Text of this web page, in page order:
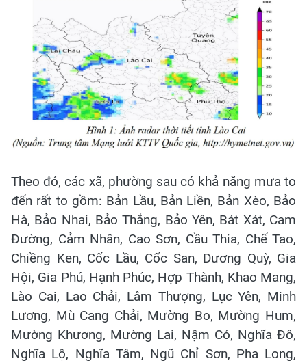
Theo đó, các xã, phường sau có khả năng mưa to
đến rất to gồm: Bản Lầu, Bản Liền, Bản Xèo, Bảo
Hà, Bảo Nhai, Bảo Thắng, Bảo Yên, Bát Xát, Cam
Đường, Cảm Nhân, Cao Sơn, Cầu Thia, Chế Tạo,
Chiềng Ken, Cốc Lầu, Cốc San, Dương Quỳ, Gia
Hội, Gia Phú, Hạnh Phúc, Hợp Thành, Khao Mang,
Lào Cai, Lao Chải, Lâm Thượng, Lục Yên, Minh
Lương, Mù Cang Chải, Mường Bo, Mường Hum,
Mường Khương, Mường Lai, Nậm Có, Nghĩa Đô,
Nghĩa Lộ, Nghĩa Tâm, Ngũ Chỉ Sơn, Pha Long,